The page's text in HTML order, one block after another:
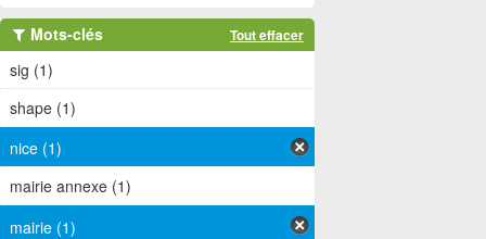
Mots-clés Tout effacer
sig (1)
shape (1)
nice (1)
mairie annexe (1)
mairie (1)